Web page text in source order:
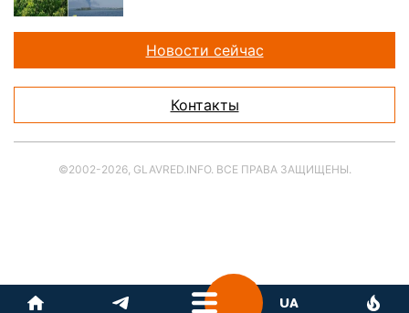
Новости сейчас
Контакты
©2002-2026, GLAVRED.INFO. ВСЕ ПРАВА ЗАЩИЩЕНЫ.